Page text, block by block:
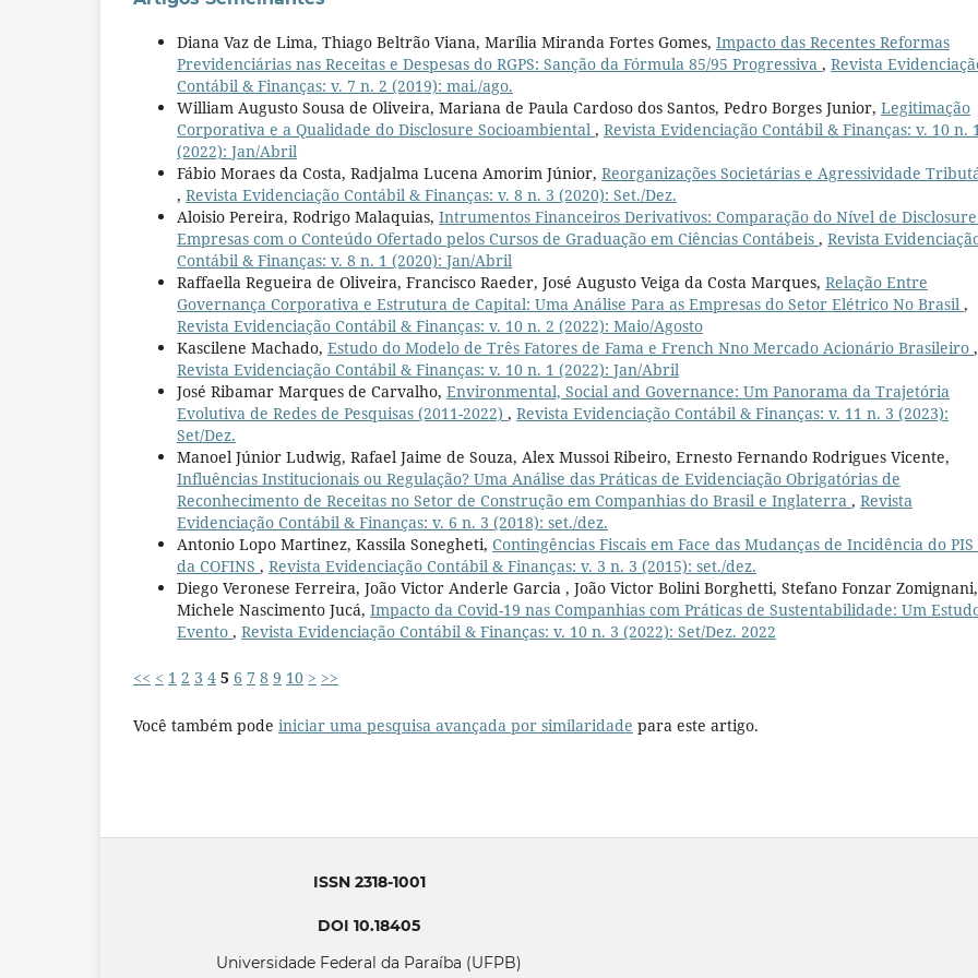
Diana Vaz de Lima, Thiago Beltrão Viana, Marília Miranda Fortes Gomes, Impacto das Recentes Reformas
Previdenciárias nas Receitas e Despesas do RGPS: Sanção da Fórmula 85/95 Progressiva , Revista
Contábil & Finanças: v. 7 n. 2 (2019): mai./ago.
William Augusto Sousa de Oliveira, Mariana de Paula Cardoso dos Santos, Pedro Borges Junior, Legitimação
Corporativa e a Qualidade do Disclosure Socioambiental , Revista Evidenciação Contábil & Finanças: v. 10 n.
(2022): Jan/Abril
Fábio Moraes da Costa, Radjalma Lucena Amorim Júnior, Reorganizações Societárias e Agressividade
, Revista Evidenciação Contábil & Finanças: v. 8 n. 3 (2020): Set./Dez.
Aloisio Pereira, Rodrigo Malaquias, Intrumentos Financeiros Derivativos: Comparação do Nível de
Empresas com o Conteúdo Ofertado pelos Cursos de Graduação em Ciências Contábeis , Revista
Contábil & Finanças: v. 8 n. 1 (2020): Jan/Abril
Raffaella Regueira de Oliveira, Francisco Raeder, José Augusto Veiga da Costa Marques, Relação Entre
Governança Corporativa e Estrutura de Capital: Uma Análise Para as Empresas do Setor Elétrico No Brasil ,
Revista Evidenciação Contábil & Finanças: v. 10 n. 2 (2022): Maio/Agosto
Kascilene Machado, Estudo do Modelo de Três Fatores de Fama e French Nno Mercado Acionário Brasileiro ,
Revista Evidenciação Contábil & Finanças: v. 10 n. 1 (2022): Jan/Abril
José Ribamar Marques de Carvalho, Environmental, Social and Governance: Um Panorama da Trajetória
Evolutiva de Redes de Pesquisas (2011-2022) , Revista Evidenciação Contábil & Finanças: v. 11 n. 3 (2023):
Set/Dez.
Manoel Júnior Ludwig, Rafael Jaime de Souza, Alex Mussoi Ribeiro, Ernesto Fernando Rodrigues Vicente,
Influências Institucionais ou Regulação? Uma Análise das Práticas de Evidenciação Obrigatórias de
Reconhecimento de Receitas no Setor de Construção em Companhias do Brasil e Inglaterra , Revista
Evidenciação Contábil & Finanças: v. 6 n. 3 (2018): set./dez.
Antonio Lopo Martinez, Kassila Sonegheti, Contingências Fiscais em Face das Mudanças de Incidência do PIS
da COFINS , Revista Evidenciação Contábil & Finanças: v. 3 n. 3 (2015): set./dez.
Diego Veronese Ferreira, João Victor Anderle Garcia , João Victor Bolini Borghetti, Stefano Fonzar Zomignani,
Michele Nascimento Jucá, Impacto da Covid-19 nas Companhias com Práticas de Sustentabilidade: Um
Evento , Revista Evidenciação Contábil & Finanças: v. 10 n. 3 (2022): Set/Dez. 2022
<< < 1 2 3 4 5 6 7 8 9 10 > >>
Você também pode iniciar uma pesquisa avançada por similaridade para este artigo.
ISSN 2318-1001
DOI 10.18405
Universidade Federal da Paraíba (UFPB)